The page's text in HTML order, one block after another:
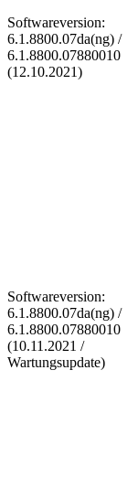
Softwareversion:
6.1.8800.07da(ng) /
6.1.8800.07880010
(12.10.2021)
Softwareversion:
6.1.8800.07da(ng) /
6.1.8800.07880010
(10.11.2021 /
Wartungsupdate)